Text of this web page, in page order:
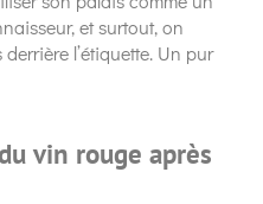
et surtout, on
l’étiquette. Un pur
vin rouge après